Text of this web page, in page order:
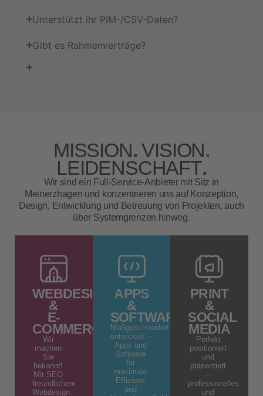
Unterstützt ihr PIM-/CSV-Daten?
Gibt es Rahmenverträge?
MISSION. VISION.
LEIDENSCHAFT.
Wir sind ein Full-Service-Anbieter mit Sitz in
Meinerzhagen und konzentrieren uns auf Konzeption,
Design, Entwicklung und Betreuung von Projekten, auch
über Systemgrenzen hinweg.
WEBDESIGN
&
E-
COMMERCE
Wir
machen
Sie
bekannt!
Mit SEO
freundlichem
Webdesign
APPS
&
SOFTWARE
Maßgeschneidert
entwickelt –
Apps und
Software
für
maximale
Effizienz
und
PRINT
&
SOCIAL
MEDIA
Perfekt
positioniert
und
präsentiert
–
professionelles
und